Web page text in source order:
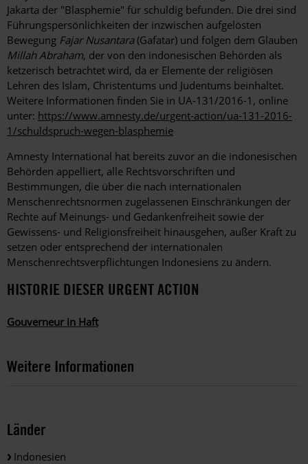
Jakarta der "Blasphemie" für schuldig befunden. Die drei sind
Führungspersönlichkeiten der inzwischen aufgelösten
Bewegung Fajar Nusantara(Gafatar) und folgen dem Glauben
Millah Abraham, der von den indonesischen Behörden als
ketzerisch betrachtet wird, da er Elemente der religiösen
Lehren des Islam, Christentums und Judentums beinhaltet.
Weitere Informationen finden Sie in UA-131/2016-1, online
unter: https://www.amnesty.de/urgent-action/ua-131-2016-
1/schuldspruch-wegen-blasphemie
Amnesty International hat bereits zuvor an die indonesischen
Behörden appelliert, alle Rechtsvorschriften und
Bestimmungen, die über die nach internationalen
Menschenrechtsnormen zugelassenen Einschränkungen der
Rechte auf Meinungs- und Gedankenfreiheit sowie der
Gewissens- und Religionsfreiheit hinausgehen, außer Kraft zu
setzen oder entsprechend der internationalen
Menschenrechtsverpflichtungen Indonesiens zu ändern.
HISTORIE DIESER URGENT ACTION
Gouverneur in Haft
Weitere Informationen
Länder
Indonesien